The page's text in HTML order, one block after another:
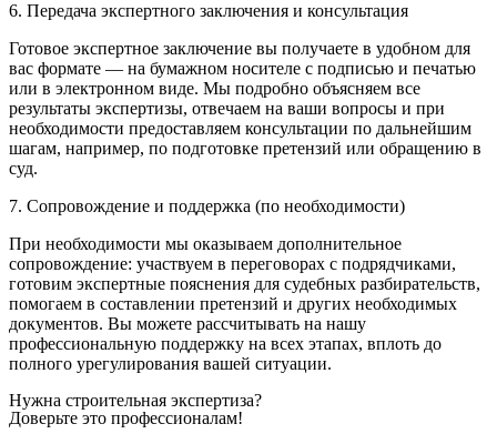
6. Передача экспертного заключения и консультация
Готовое экспертное заключение вы получаете в удобном для
вас формате — на бумажном носителе с подписью и печатью
или в электронном виде. Мы подробно объясняем все
результаты экспертизы, отвечаем на ваши вопросы и при
необходимости предоставляем консультации по дальнейшим
шагам, например, по подготовке претензий или обращению в
суд.
7. Сопровождение и поддержка (по необходимости)
При необходимости мы оказываем дополнительное
сопровождение: участвуем в переговорах с подрядчиками,
готовим экспертные пояснения для судебных разбирательств,
помогаем в составлении претензий и других необходимых
документов. Вы можете рассчитывать на нашу
профессиональную поддержку на всех этапах, вплоть до
полного урегулирования вашей ситуации.
Нужна строительная экспертиза?
Доверьте это профессионалам!